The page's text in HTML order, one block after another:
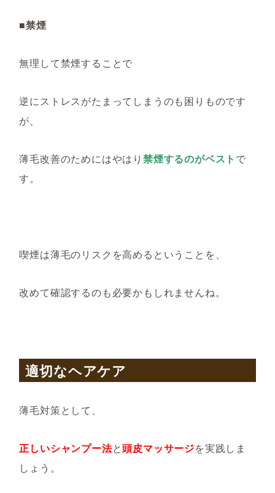
■禁煙
無理して禁煙することで
逆にストレスがたまってしまうのも困りものです
が、
薄毛改善のためにはやはり 禁煙するのがベスト で
す。
喫煙は薄毛のリスクを高めるということを、
改めて確認するのも必要かもしれませんね。
適切なヘアケア
薄毛対策として、
正しいシャンプー法と頭皮マッサージを実践しま
しょう。